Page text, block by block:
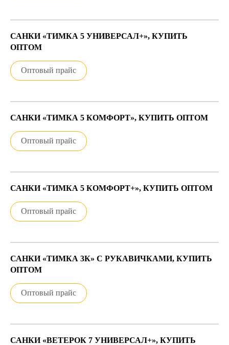
САНКИ «ТИМКА 5 УНИВЕРСАЛ+», КУПИТЬ
ОПТОМ
Оптовый прайс
САНКИ «ТИМКА 5 КОМФОРТ», КУПИТЬ ОПТОМ
Оптовый прайс
САНКИ «ТИМКА 5 КОМФОРТ+», КУПИТЬ ОПТОМ
Оптовый прайс
САНКИ «ТИМКА 3К» С РУКАВИЧКАМИ, КУПИТЬ
ОПТОМ
Оптовый прайс
САНКИ «ВЕТЕРОК 7 УНИВЕРСАЛ+», КУПИТЬ